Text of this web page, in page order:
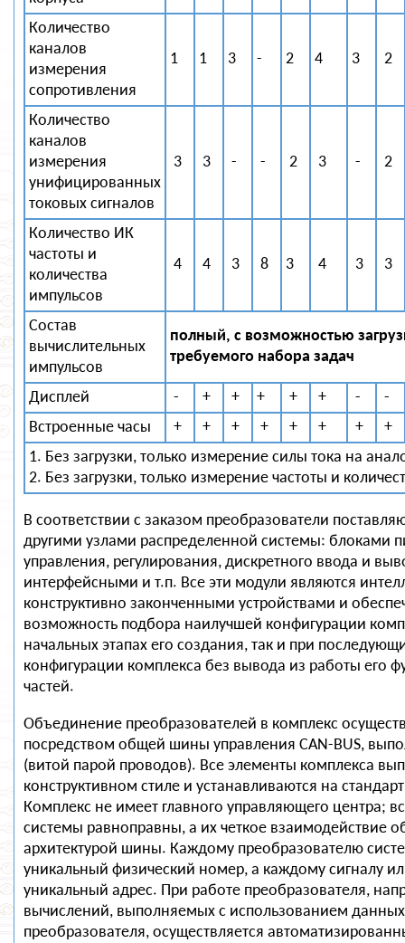
Количество
каналов
измерения
сопротивления
1 1 3 - 2 4 3 2
Количество
каналов
измерения
унифицированных
токовых сигналов
3 3 - - 2 3 - 2
Количество ИК
частоты и
количества
импульсов
4 4 3 8 3 4 3 3
Состав
вычислительных
импульсов
полный, с возможностью
требуемого набора задач
Дисплей - + + + + + -
-
Встроенные часы
+ + + + + + +
+
1. Без загрузки, только измерение силы тока на
2. Без загрузки, только измерение частоты и
В соответствии с заказом преобразователи
другими узлами распределенной системы: блоками
управления, регулирования, дискретного ввода и
интерфейсными и т.п. Все эти модули являются
конструктивно законченными устройствами и
возможность подбора наилучшей конфигурации
начальных этапах его создания, так и при
конфигурации комплекса без вывода из работы его
частей.
Объединение преобразователей в комплекс
посредством общей шины управления CAN-BUS,
(витой парой проводов). Все элементы комплекса
конструктивном стиле и устанавливаются на
Комплекс не имеет главного управляющего центра;
системы равноправны, а их четкое взаимодействие
архитектурой шины. Каждому преобразователю
уникальный физический номер, а каждому сигналу
уникальный адрес. При работе преобразователя,
вычислений, выполняемых с использованием данных
преобразователя, осуществляется